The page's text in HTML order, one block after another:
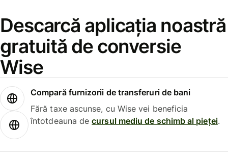
Descarcă aplicația noastră
gratuită de conversie
Wise
Compară furnizorii de transferuri de bani
Fără taxe ascunse, cu Wise vei beneficia
întotdeauna decursul mediu de schimb al pieței.